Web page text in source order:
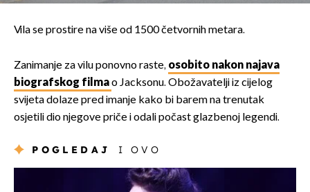
Vila se prostire na više od 1500 četvornih metara.
Zanimanje za vilu ponovno raste, osobito nakon najava
biografskog filmao Jacksonu. Obožavatelji iz cijelog
svijeta dolaze pred imanje kako bi barem na trenutak
osjetili dio njegove priče i odali počast glazbenoj legendi.
POGLEDAJ I OVO